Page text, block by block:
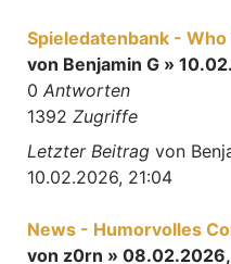
Spieledatenbank - Who
von Benjamin G »
0 Antworten
1392 Zugriffe
Letzter Beitrag von
10.02.2026, 21:04
News - Humorvolles
von z0rn » 08.02.2026,